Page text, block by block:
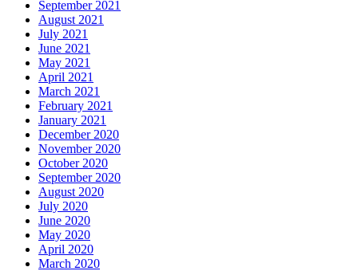
September 2021
August 2021
July 2021
June 2021
May 2021
April 2021
March 2021
February 2021
January 2021
December 2020
November 2020
October 2020
September 2020
August 2020
July 2020
June 2020
May 2020
April 2020
March 2020